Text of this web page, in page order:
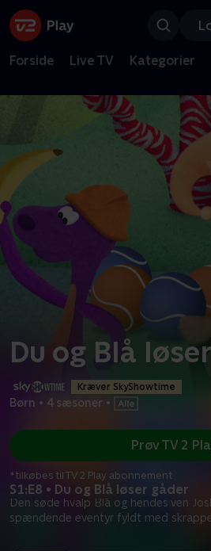
Forside Live TV Kategorier
Du og Blå
Kræver SkyShowtime
Børn • 4 sæsoner •
S1:E8 • Du og Blå løser gåder
Den søde hvalp Blå og hendes ven
spændende eventyr fyldt med
Prøv TV 2
*tilkøbes til TV 2 Play abonnement